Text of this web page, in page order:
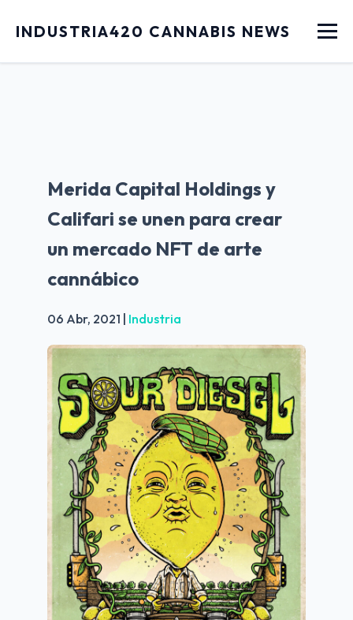
INDUSTRIA420 CANNABIS NEWS Menu
Merida Capital Holdings y
Califari se unen para crear
un mercado NFT de arte
cannábico
06 Abr, 2021 | Industria